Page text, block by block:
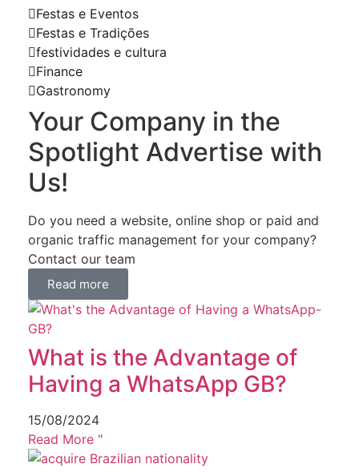
Festas e Eventos
Festas e Tradições
festividades e cultura
Finance
Gastronomy
Your Company in the
Spotlight Advertise with
Us!
Do you need a website, online shop or paid and
organic traffic management for your company?
Contact our team
Read more
What is the Advantage of
Having a WhatsApp GB?
15/08/2024
Read More "